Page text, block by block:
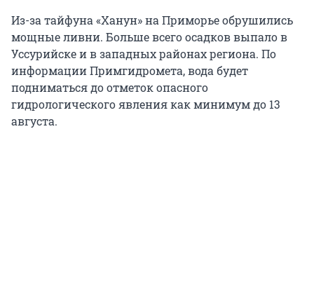
Из-за тайфуна «Ханун» на Приморье обрушились
мощные ливни. Больше всего осадков выпало в
Уссурийске и в западных районах региона. По
информации Примгидромета, вода будет
подниматься до отметок опасного
гидрологического явления как минимум до 13
августа.